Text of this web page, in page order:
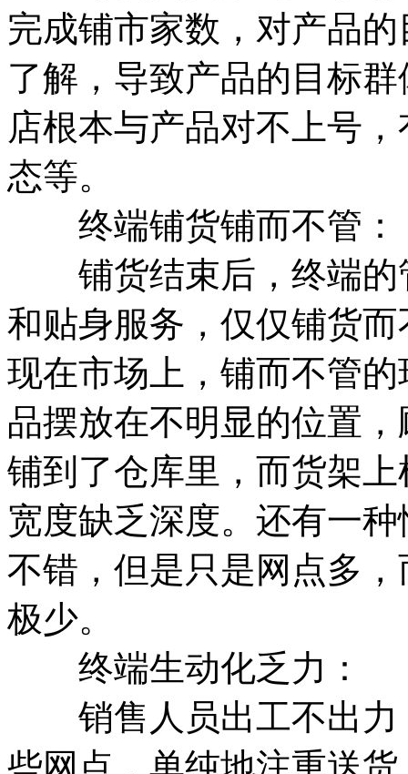
完成铺市家数，对产品
了解，导致产品的目标
店根本与产品对不上号
态等。
终端铺货铺而不管：
铺货结束后，终端的
和贴身服务，仅仅铺货
现在市场上，铺而不管
品摆放在不明显的位置
铺到了仓库里，而货架
宽度缺乏深度。还有一
不错，但是只是网点多
极少。
终端生动化乏力：
销售人员出工不出力
些网点，单纯地注重送